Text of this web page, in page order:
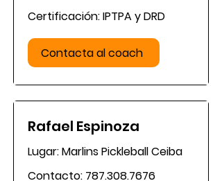
Certificación: IPTPA y DRD
Contacta al coach
Rafael Espinoza
Lugar: Marlins Pickleball Ceiba
Contacto: 787.308.7676